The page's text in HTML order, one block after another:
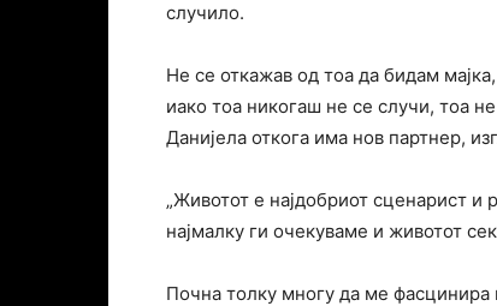
случило.
Не се откажав од тоа да бидам
иако тоа никогаш не се случи, тоа
Данијела откога има нов партнер,
„Животот е најдобриот сценарист и
најмалку ги очекуваме и животот
Почна толку многу да ме